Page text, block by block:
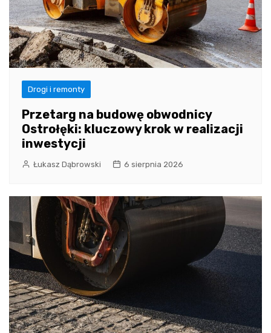
Drogi i remonty
Przetarg na budowę obwodnicy
Ostrołęki: kluczowy krok w realizacji
inwestycji
Łukasz Dąbrowski 6 sierpnia 2026